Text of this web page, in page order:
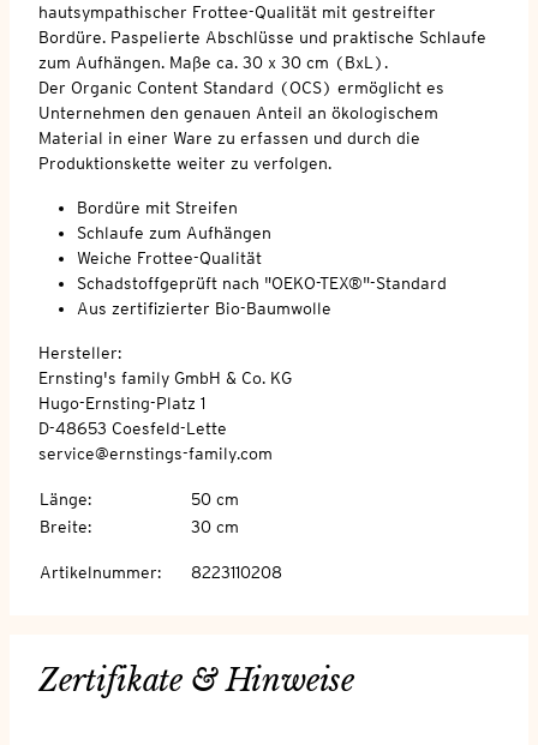
hautsympathischer Frottee-Qualität mit gestreifter
Bordüre. Paspelierte Abschlüsse und praktische Schlaufe
zum Aufhängen. Maße ca. 30 x 30 cm (BxL).
Der Organic Content Standard (OCS) ermöglicht es
Unternehmen den genauen Anteil an ökologischem
Material in einer Ware zu erfassen und durch die
Produktionskette weiter zu verfolgen.
Bordüre mit Streifen
Schlaufe zum Aufhängen
Weiche Frottee-Qualität
Schadstoffgeprüft nach "OEKO-TEX®"-Standard
Aus zertifizierter Bio-Baumwolle
Hersteller:
Ernsting's family GmbH & Co. KG
Hugo-Ernsting-Platz 1
D-48653 Coesfeld-Lette
service@ernstings-family.com
Länge:
50 cm
Breite: 30 cm
Artikelnummer: 8223110208
Zertifikate & Hinweise